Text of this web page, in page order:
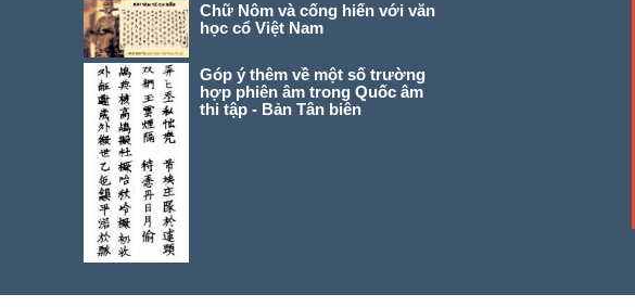
Chữ Nôm và cống hiến với văn
học cổ Việt Nam
Góp ý thêm về một số trường
hợp phiên âm trong Quốc âm
thi tập - Bản Tân biên